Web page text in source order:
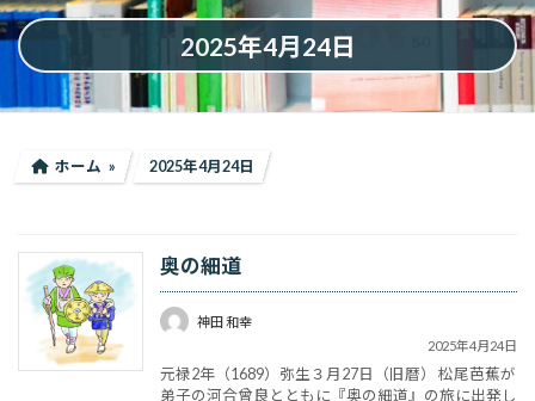
ッ
プ
移
動
2025年4月24日
ホーム 2025年4月24日
奥の細道
神田 和幸
2025年4月24日
元禄2年（1689）弥生３月27日（旧暦） 松尾芭蕉が
弟子の河合曾良とともに『奥の細道』の旅に出発し